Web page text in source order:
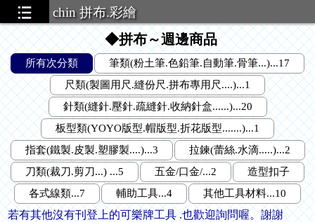
chin 拼布.彩繪
◆拼布～週邊商品
所有次分類
筆類(粉土筆.色鉛筆.自動筆.骨筆...)...17
尺類(製圖用尺.縫份尺.拼布專用尺....)...1
針類(縫針.壓針.疏縫針.收納針盒......)...20
板型類(YOYO版型.帽版型.折花版型.......)...1
指套(鐵製.皮製.塑膠製....)...3
拉鍊(蕾絲.水滴.....)...2
刀類(裁刀.剪刀...) ...5
五金/口金/...2
造型扣子
各式線類...7
輔助工具...4 其他工具材料...10
若有其他沒有刊登上的可樂牌工具 .也歡迎詢問喔。謝謝